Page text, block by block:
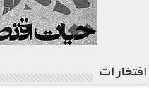
افتخارات